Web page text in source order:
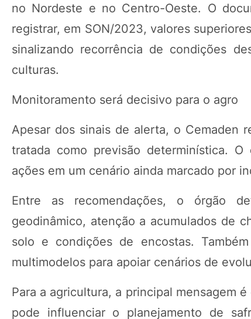
no Nordeste e no Centro-Oeste. O
registrar, em SON/2023, valores
sinalizando recorrência de condições
culturas.
Monitoramento será decisivo para o agro
Apesar dos sinais de alerta, o Cemaden
tratada como previsão determinística.
ações em um cenário ainda marcado por
Entre as recomendações, o órgão
geodinâmico, atenção a acumulados de
solo e condições de encostas.
multimodelos para apoiar cenários de
Para a agricultura, a principal mensagem
pode influenciar o planejamento de